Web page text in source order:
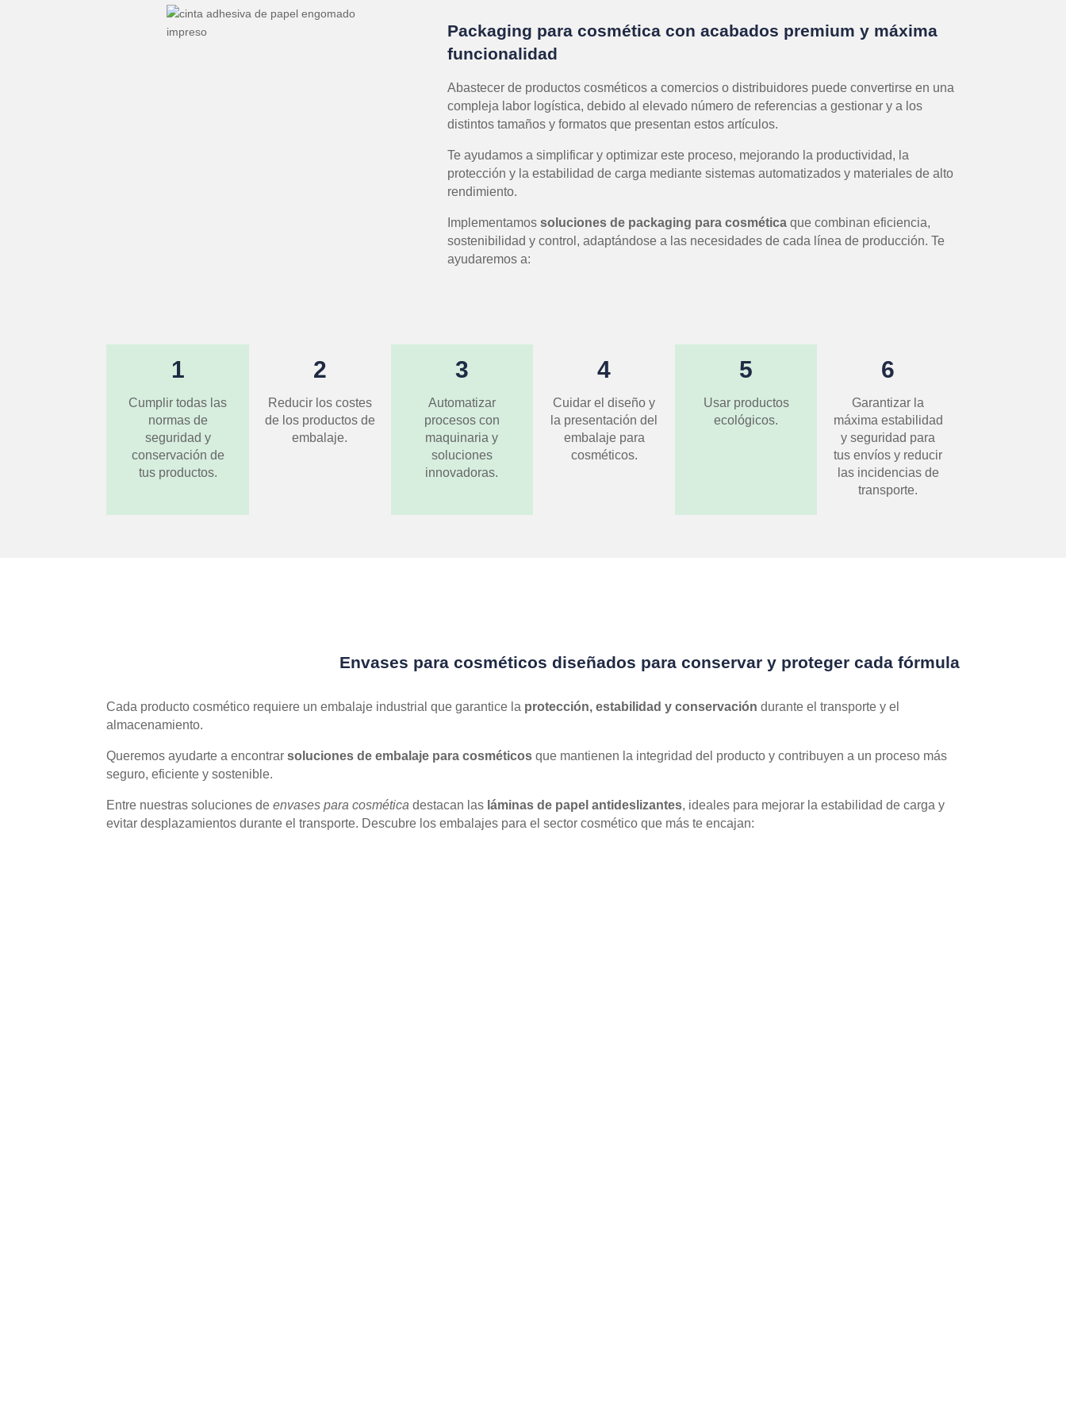
Packaging para cosmética con acabados premium y máxima
funcionalidad
Abastecer de productos cosméticos a comercios o distribuidores puede convertirse en una
compleja labor logística, debido al elevado número de referencias a gestionar y a los
distintos tamaños y formatos que presentan estos artículos.
Te ayudamos a simplificar y optimizar este proceso, mejorando la productividad, la
protección y la estabilidad de carga mediante sistemas automatizados y materiales de alto
rendimiento.
Implementamossoluciones de packaging para cosmética que combinan eficiencia,
sostenibilidad y control, adaptándose a las necesidades de cada línea de producción. Te
ayudaremos a:
1
Cumplir todas las
normas de
seguridad y
conservación de
tus productos.
2
Reducir los costes
de los productos de
embalaje.
3
Automatizar
procesos con
maquinaria y
soluciones
innovadoras.
4
Cuidar el diseño y
la presentación del
embalaje para
cosméticos.
5
Usar productos
ecológicos.
6
Garantizar la
máxima estabilidad
y seguridad para
tus envíos y reducir
las incidencias de
transporte.
Envases para cosméticos diseñados para conservar y proteger cada fórmula
Cada producto cosmético requiere un embalaje industrial que garantice la protección,estabilidad y conservación durante el transporte y el
almacenamiento.
Queremos ayudarte a encontrarsoluciones de embalaje para cosméticos que mantienen la integridad del producto y contribuyen a un proceso más
seguro, eficiente y sostenible.
Entre nuestras soluciones deenvases para cosmética destacan las láminas de papel antideslizantes, ideales para mejorar la estabilidad de carga y
evitar desplazamientos durante el transporte. Descubre los embalajes para el sector cosmético que más te encajan: